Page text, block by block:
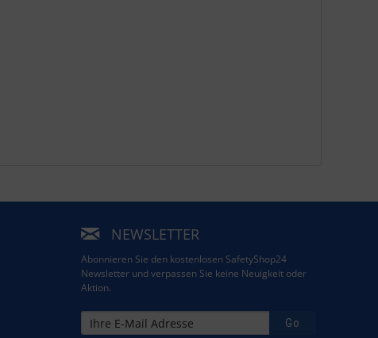
NEWSLETTER
Abonnieren Sie den kostenlosen SafetyShop24
Newsletter und verpassen Sie keine Neuigkeit oder
Aktion.
Go